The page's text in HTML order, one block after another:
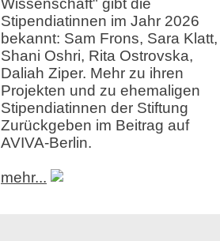
Stipendiatinnen im Jahr 2026
bekannt: Sam Frons, Sara Klatt,
Shani Oshri, Rita Ostrovska,
Daliah Ziper. Mehr zu ihren
Projekten und zu ehemaligen
Stipendiatinnen der Stiftung
Zurückgeben im Beitrag auf
AVIVA-Berlin.
mehr...